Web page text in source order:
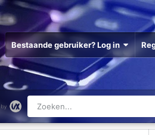
Bestaande gebruiker? Log in